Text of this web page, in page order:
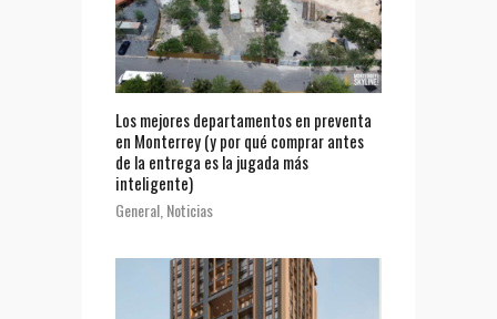
Los mejores departamentos en preventa
en Monterrey (y por qué comprar antes
de la entrega es la jugada más
inteligente)
General,Noticias